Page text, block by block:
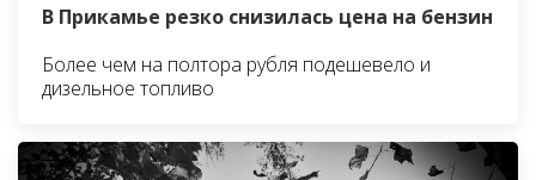
В Прикамье резко снизилась цена на бензин
Более чем на полтора рубля подешевело и
дизельное топливо